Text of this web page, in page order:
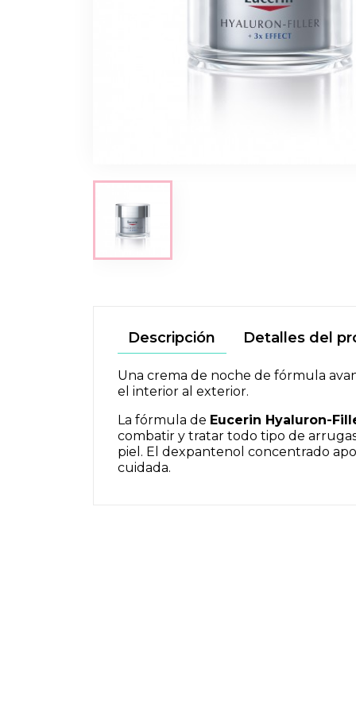
Descripción Detalles del
Una crema de noche de fórmula
el interior al exterior.
La fórmula de Eucerin Hyaluron-
combatir y tratar todo tipo de
piel. El dexpantenol concentrado
cuidada.